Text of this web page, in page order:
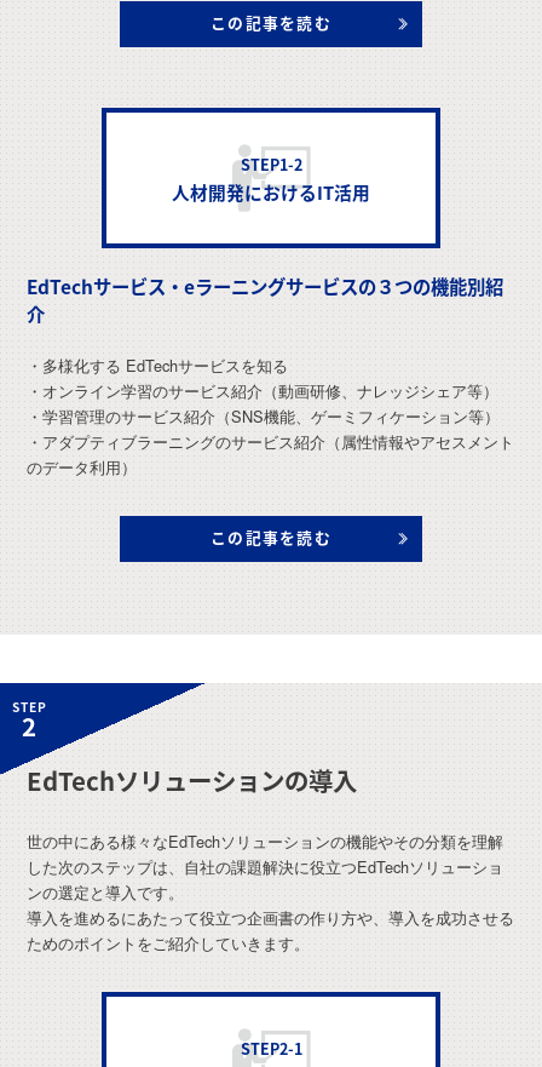
この記事を読む
STEP1-2
人材開発におけるIT活用
EdTechサービス・eラーニングサービスの３つの機能別紹
介
・多様化する EdTechサービスを知る
・オンライン学習のサービス紹介（動画研修、ナレッジシェア等）
・学習管理のサービス紹介（SNS機能、ゲーミフィケーション等）
・アダプティブラーニングのサービス紹介（属性情報やアセスメント
のデータ利用）
この記事を読む
STEP
2
EdTechソリューションの導入
世の中にある様々なEdTechソリューションの機能やその分類を理解
した次のステップは、自社の課題解決に役立つEdTechソリューショ
ンの選定と導入です。
導入を進めるにあたって役立つ企画書の作り方や、導入を成功させる
ためのポイントをご紹介していきます。
STEP2-1